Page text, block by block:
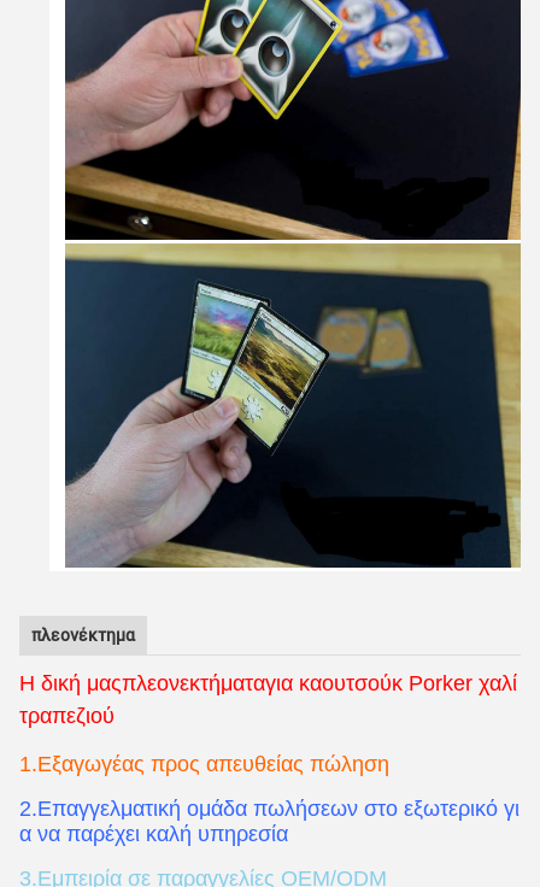
πλεονέκτημα
Η δική μαςπλεονεκτήματαγια καουτσούκ Porker χαλί
τραπεζιού
1.Εξαγωγέας προς απευθείας πώληση
2.Επαγγελματική ομάδα πωλήσεων στο εξωτερικό γι
α να παρέχει καλή υπηρεσία
3.Εμπειρία σε παραγγελίες OEM/ODM